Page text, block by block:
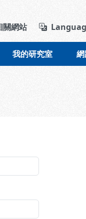
關網站
我的研究室